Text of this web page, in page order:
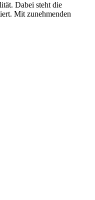
Dabei steht die
Mit zunehmenden